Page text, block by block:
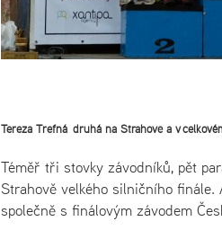
Tereza Trefná druhá na Strahově a v
Téměř tři stovky závodníků, pět
Strahově velkého silničního
společně s finálovým závodem